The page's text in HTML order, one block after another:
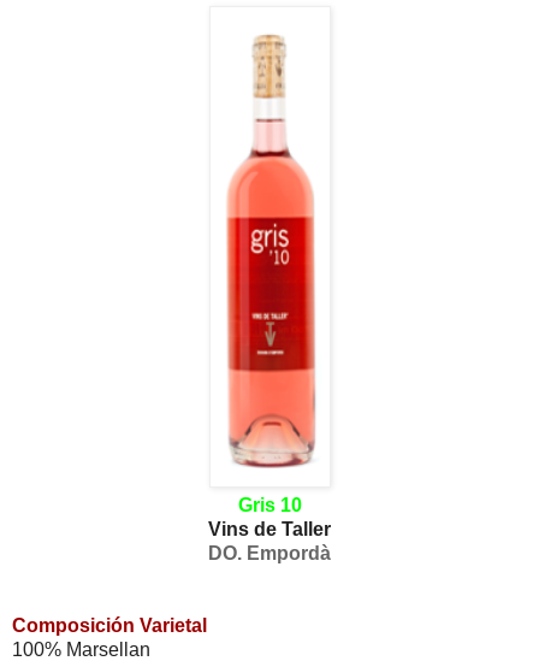
Gris 10
Vins de Taller
DO. Empordà
Composición Varietal
100% Marsellan